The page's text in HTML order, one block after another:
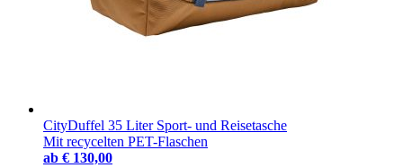
CityDuffel 35 Liter Sport- und Reisetasche
Mit recycelten PET-Flaschen
ab € 130,00